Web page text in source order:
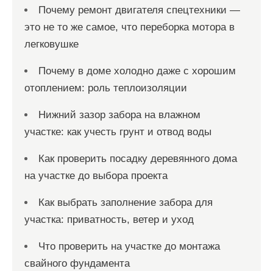
Почему ремонт двигателя спецтехники —
это не то же самое, что переборка мотора в
легковушке
Почему в доме холодно даже с хорошим
отоплением: роль теплоизоляции
Нижний зазор забора на влажном
участке: как учесть грунт и отвод воды
Как проверить посадку деревянного дома
на участке до выбора проекта
Как выбрать заполнение забора для
участка: приватность, ветер и уход
Что проверить на участке до монтажа
свайного фундамента